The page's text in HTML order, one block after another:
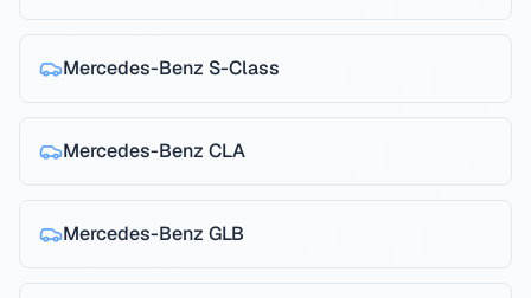
Mercedes-Benz S-Class
Mercedes-Benz CLA
Mercedes-Benz GLB